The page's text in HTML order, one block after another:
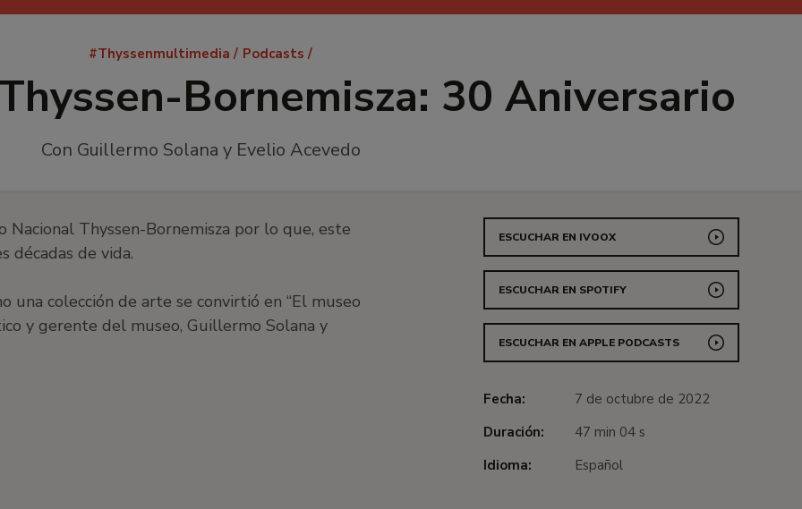
Ruta
de
navegación
#Thyssenmultimedia Podcasts
Bornemisza: 30 Aniversario
Con Guillermo Solana y Evelio Acevedo
ESCUCHAR EN IVOOX
ESCUCHAR EN SPOTIFY
ESCUCHAR EN APPLE PODCASTS
Fecha:
7 de octubre de 2022
Duración:
47 min 04 s
Idioma:
Español
Thyssen-Bornemisza por lo que, este
décadas de vida.
una colección de arte se convirtió en “El museo
y gerente del museo, Guillermo Solana y